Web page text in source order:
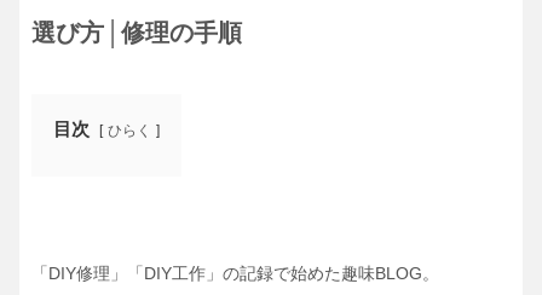
選び方│修理の手順
目次 ひらく
「DIY修理」「DIY工作」の記録で始めた趣味BLOG。